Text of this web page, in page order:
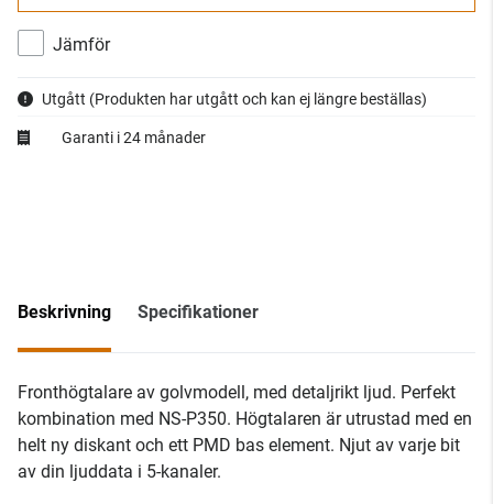
Jämför
Utgått (Produkten har utgått och kan ej längre beställas)
Garanti i 24 månader
Beskrivning Specifikationer
Fronthögtalare av golvmodell, med detaljrikt ljud. Perfekt
kombination med NS-P350. Högtalaren är utrustad med en
helt ny diskant och ett PMD bas element. Njut av varje bit
av din ljuddata i 5-kanaler.